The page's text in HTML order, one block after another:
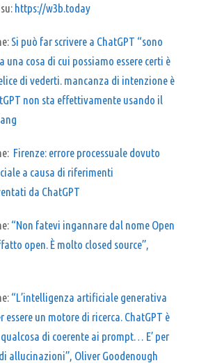
https://w3b.today
Si può far scrivere a ChatGPT “sono
una cosa di cui possiamo essere certi è
di vederti. mancanza di intenzione è
non sta effettivamente usando il
Firenze: errore processuale dovuto
a causa di riferimenti
da ChatGPT
“Non fatevi ingannare dal nome Open
open. È molto closed source”,
“L’intelligenza artificiale generativa
un motore di ricerca. ChatGPT è
di coerente ai prompt… E’ per
allucinazioni”, Oliver Goodenough